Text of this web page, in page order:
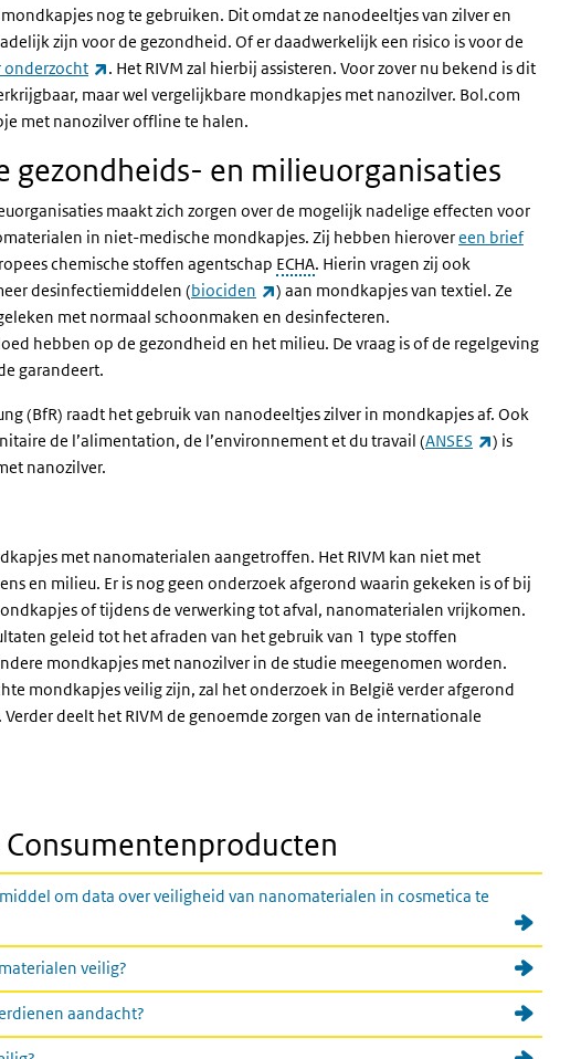
nog te gebruiken. Dit omdat ze nanodeeltjes van zilver en
zijn voor de gezondheid. Of er daadwerkelijk een risico is voor de
onderzocht (externe link)
. Het RIVM zal hierbij assisteren. Voor zover nu bekend isdit
maar wel vergelijkbare mondkapjes met nanozilver. Bol.com
met nanozilver offline te halen.
gezondheids- en milieuorganisaties
maakt zich zorgen over de mogelijk nadelige effecten voor
in niet-medische mondkapjes. Zij hebben hierovereen brief
chemische stoffen agentschap ECHA. Hierin vragen zij ook
desinfectiemiddelen (biociden (externe link)
) aan mondkapjes van textiel. Ze
met normaal schoonmaken en desinfecteren.
hebben op de gezondheid en het milieu. De vraag is of de regelgeving
garandeert.
(BfR) raadt het gebruik van nanodeeltjes zilver in mondkapjes af. Ook
de l’alimentation, de l’environnement et du travail (ANSES (externe link)
) is
nanozilver.
met nanomaterialen aangetroffen. Het RIVM kan niet met
en milieu. Er is nog geen onderzoek afgerond waarin gekeken is of bij
of tijdens de verwerking tot afval, nanomaterialen vrijkomen.
geleid tot het afraden van het gebruik van 1 type stoffen
mondkapjes met nanozilver in de studie meegenomen worden.
mondkapjes veilig zijn, zal het onderzoek in België verder afgerond
deelt het RIVM de genoemde zorgen van de internationale
om data over veiligheid van nanomaterialen in cosmetica te
veilig?
aandacht?